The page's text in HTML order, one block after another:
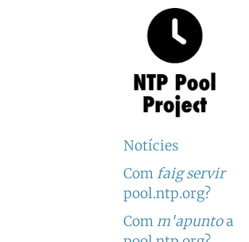
Notícies
Com faig servir
pool.ntp.org?
Com m'apuntoa